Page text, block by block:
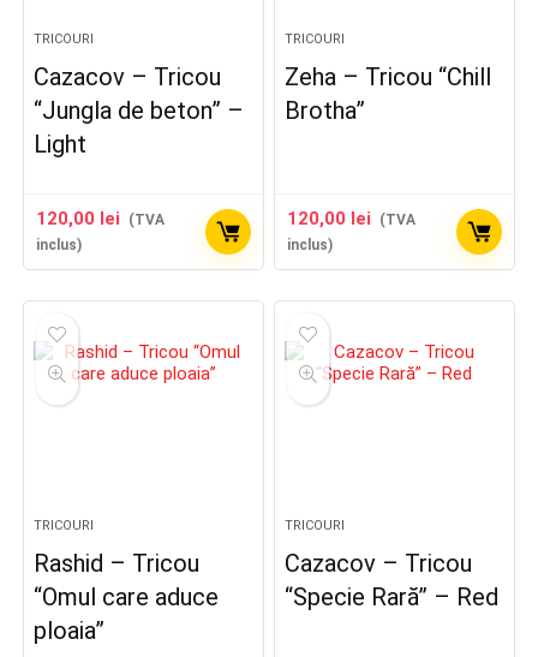
TRICOURI
Cazacov – Tricou
“Jungla de beton” –
Light
120,00 lei
(TVA
inclus)
TRICOURI
Zeha – Tricou “Chill
Brotha”
120,00 lei
(TVA
inclus)
TRICOURI
Rashid – Tricou
“Omul care aduce
ploaia”
TRICOURI
Cazacov – Tricou
“Specie Rară” – Red